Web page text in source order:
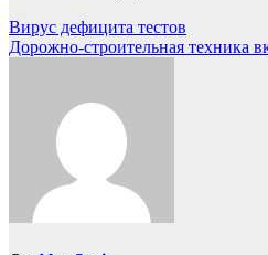
Навигация
по
Вирус дефицита тестов
Дорожно-строительная техника